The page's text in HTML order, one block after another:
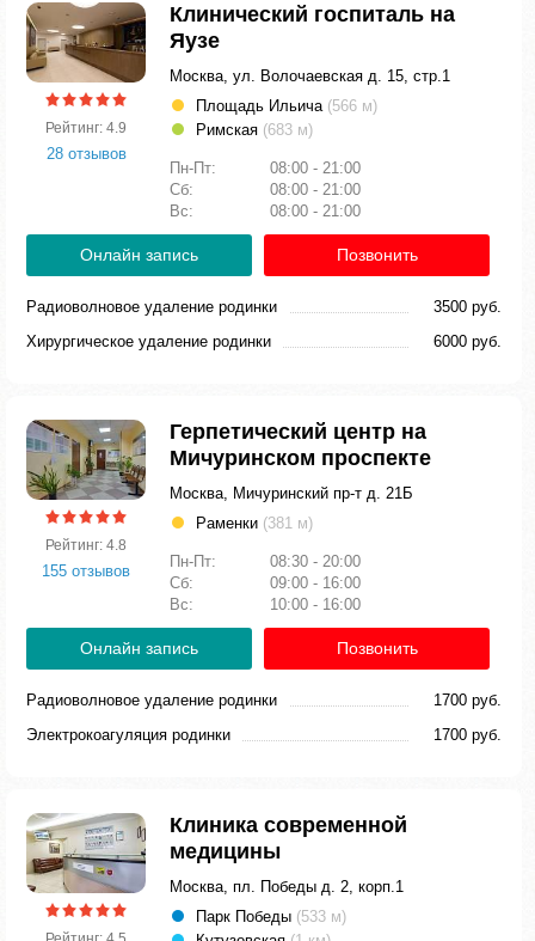
Рейтинг: 4.9
28 отзывов
Клинический госпиталь на
Яузе
Москва, ул. Волочаевская д. 15, стр.1
Площадь Ильича (566 м)
Римская (683 м)
Пн-Пт:
08:00 - 21:00
Сб:
08:00 - 21:00
Вс:
08:00 - 21:00
Онлайн запись Позвонить
Радиоволновое удаление родинки
3500 руб.
Хирургическое удаление родинки
6000 руб.
Рейтинг: 4.8
155 отзывов
Герпетический центр на
Мичуринском проспекте
Москва, Мичуринский пр-т д. 21Б
Раменки (381 м)
Пн-Пт:
08:30 - 20:00
Сб:
09:00 - 16:00
Вс:
10:00 - 16:00
Онлайн запись Позвонить
Радиоволновое удаление родинки
1700 руб.
Электрокоагуляция родинки
1700 руб.
Клиника современной
медицины
Москва, пл. Победы д. 2, корп.1
Парк Победы (533 м)